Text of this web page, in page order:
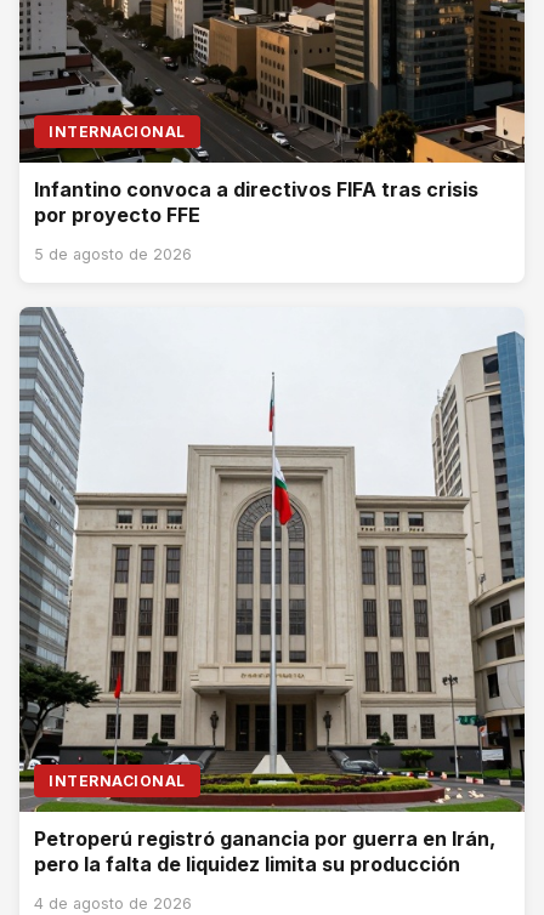
INTERNACIONAL
Infantino convoca a directivos FIFA tras crisis
por proyecto FFE
5 de agosto de 2026
INTERNACIONAL
Petroperú registró ganancia por guerra en Irán,
pero la falta de liquidez limita su producción
4 de agosto de 2026